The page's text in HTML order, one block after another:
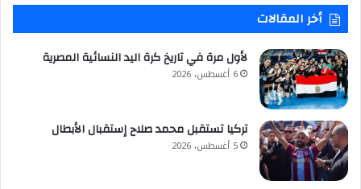
أخر المقالات
لأول مرة في تاريخ كرة اليد النسائية المصرية
6 أغسطس، 2026
تركيا تستقبل محمد صلاح إستقبال الأبطال
5 أغسطس، 2026